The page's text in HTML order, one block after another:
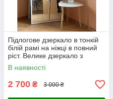
Підлогове дзеркало в тонкій
білій рамі на ніжці в повний
ріст. Велике дзеркало з
ніжкою
В наявності
2 700 ₴ 3 000 ₴